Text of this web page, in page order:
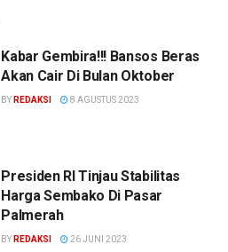
Kabar Gembira!!! Bansos Beras
Akan Cair Di Bulan Oktober
BY REDAKSI 8 AGUSTUS 2023
Presiden RI Tinjau Stabilitas
Harga Sembako Di Pasar
Palmerah
BY REDAKSI 26 JUNI 2023